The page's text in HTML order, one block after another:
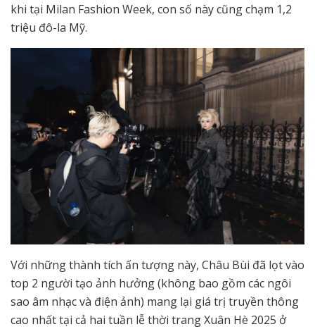
khi tại Milan Fashion Week, con số này cũng chạm 1,2
triệu đô-la Mỹ.
Với những thành tích ấn tượng này, Châu Bùi đã lọt vào
top 2 người tạo ảnh hưởng (không bao gồm các ngôi
sao âm nhạc và điện ảnh) mang lại giá trị truyền thông
cao nhất tại cả hai tuần lễ thời trang Xuân Hè 2025 ở